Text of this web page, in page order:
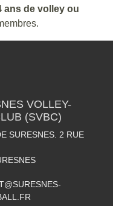
ans de volley ou
VOLLEY-
(SVBC)
SURESNES. 2 RUE